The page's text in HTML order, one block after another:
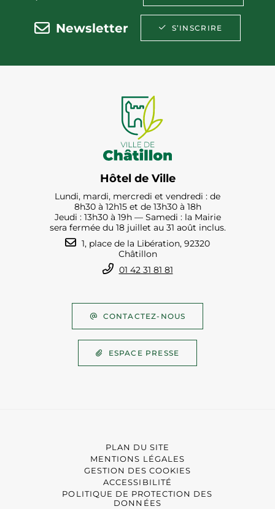
Newsletter S’INSCRIRE
Hôtel de Ville
Lundi, mardi, mercredi et vendredi : de
8h30 à 12h15 et de 13h30 à 18h
Jeudi : 13h30 à 19h — Samedi : la Mairie
sera fermée du 18 juillet au 31 août inclus.
1, place de la Libération, 92320
Châtillon
01 42 31 81 81
CONTACTEZ-NOUS
ESPACE PRESSE
PLAN DU SITE
MENTIONS LÉGALES
GESTION DES COOKIES
ACCESSIBILITÉ
POLITIQUE DE PROTECTION DES
DONNÉES